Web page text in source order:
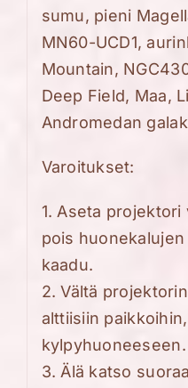
sumu, pieni
MN60-UCD1,
Mountain,
Deep Field, Maa,
Andromedan
Varoitukset:
1. Aseta projektori
pois
kaadu.
2. Vältä
alttiisiin
kylpyhuoneeseen.
3. Älä katso